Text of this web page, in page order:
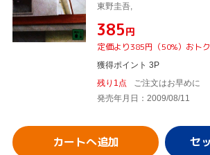
東野圭吾,
¥385円
定価より385円（50%）おトク
獲得ポイント 3P
残り1点
ご注文はお早めに
発売年月日：2009/08/11
カートへ追加